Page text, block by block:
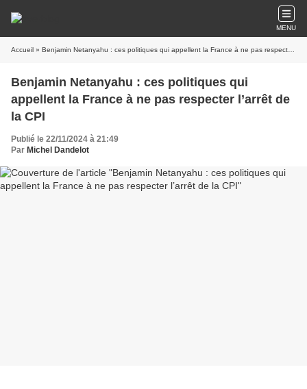
MENU
Accueil » Benjamin Netanyahu : ces politiques qui appellent la France à ne pas respecter l’arrêt de la CPI
Benjamin Netanyahu : ces politiques qui
appellent la France à ne pas respecter l’arrêt de
la CPI
Publié le 22/11/2024 à 21:49
Par Michel Dandelot